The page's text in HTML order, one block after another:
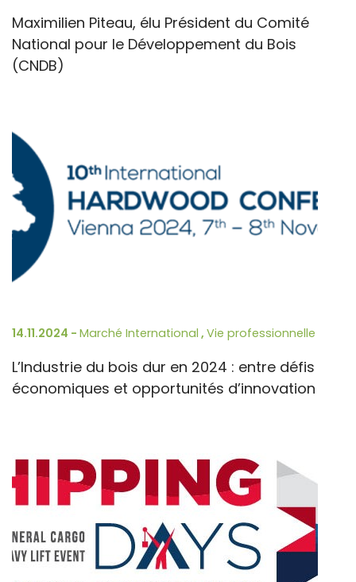
Maximilien Piteau, élu Président du Comité
National pour le Développement du Bois
(CNDB)
14.11.2024 - Marché International , Vie professionnelle
L’Industrie du bois dur en 2024 : entre défis
économiques et opportunités d’innovation